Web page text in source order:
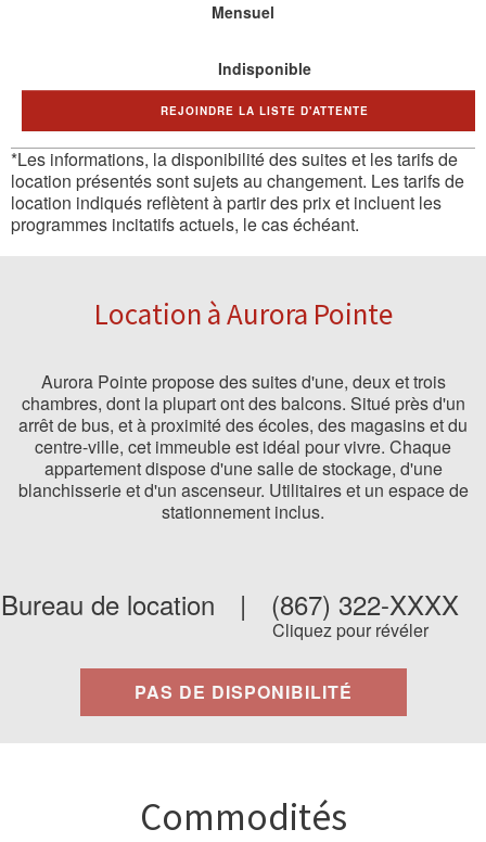
Mensuel
Indisponible
REJOINDRE LA LISTE D'ATTENTE
*Les informations, la disponibilité des suites et les tarifs de
location présentés sont sujets au changement. Les tarifs de
location indiqués reflètent à partir des prix et incluent les
programmes incitatifs actuels, le cas échéant.
Location à Aurora Pointe
Aurora Pointe propose des suites d'une, deux et trois
chambres, dont la plupart ont des balcons. Situé près d'un
arrêt de bus, et à proximité des écoles, des magasins et du
centre-ville, cet immeuble est idéal pour vivre. Chaque
appartement dispose d'une salle de stockage, d'une
blanchisserie et d'un ascenseur. Utilitaires et un espace de
stationnement inclus.
Bureau de location | (867) 322-XXXX
Cliquez pour révéler
PAS DE DISPONIBILITÉ
Commodités